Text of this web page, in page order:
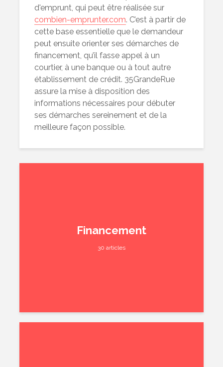
d'emprunt, qui peut être réalisée sur
combien-emprunter.com. C’est à partir de
cette base essentielle que le demandeur
peut ensuite orienter ses démarches de
financement, qu’il fasse appel à un
courtier, à une banque ou à tout autre
établissement de crédit. 35GrandeRue
assure la mise à disposition des
informations nécessaires pour débuter
ses démarches sereinement et de la
meilleure façon possible.
Financement
30 articles